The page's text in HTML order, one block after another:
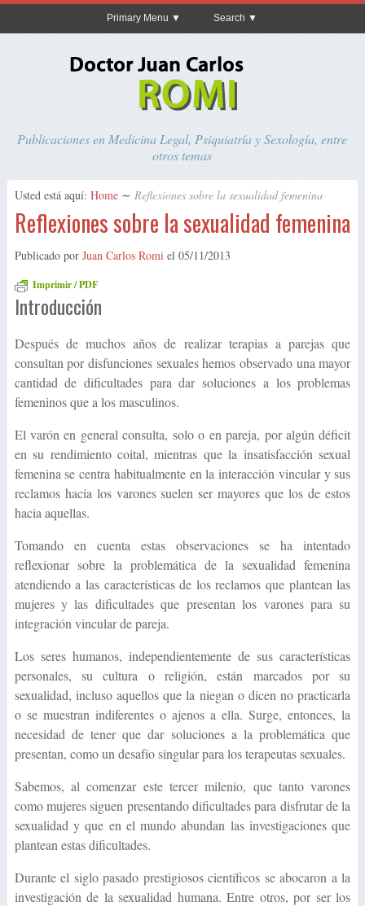
Primary Menu Search
Publicaciones en Medicina Legal, Psiquiatría y Sexología, entre
otros temas
Usted está aquí: Home ∼ Reflexiones sobre la sexualidad femenina
Reflexiones sobre la sexualidad femenina
Publicado por Juan Carlos Romiel 05/11/2013
Imprimir / PDF
Introducción
Después de muchos años de realizar terapias a parejas que
consultan por disfunciones sexuales hemos observado una mayor
cantidad de dificultades para dar soluciones a los problemas
femeninos que a los masculinos.
El varón en general consulta, solo o en pareja, por algún déficit
en su rendimiento coital, mientras que la insatisfacción sexual
femenina se centra habitualmente en la interacción vincular y sus
reclamos hacia los varones suelen ser mayores que los de estos
hacia aquellas.
Tomando en cuenta estas observaciones se ha intentado
reflexionar sobre la problemática de la sexualidad femenina
atendiendo a las características de los reclamos que plantean las
mujeres y las dificultades que presentan los varones para su
integración vincular de pareja.
Los seres humanos, independientemente de sus características
personales, su cultura o religión, están marcados por su
sexualidad, incluso aquellos que la niegan o dicen no practicarla
o se muestran indiferentes o ajenos a ella. Surge, entonces, la
necesidad de tener que dar soluciones a la problemática que
presentan, como un desafío singular para los terapeutas sexuales.
Sabemos, al comenzar este tercer milenio, que tanto varones
como mujeres siguen presentando dificultades para disfrutar de la
sexualidad y que en el mundo abundan las investigaciones que
plantean estas dificultades.
Durante el siglo pasado prestigiosos científicos se abocaron a la
investigación de la sexualidad humana. Entre otros, por ser los